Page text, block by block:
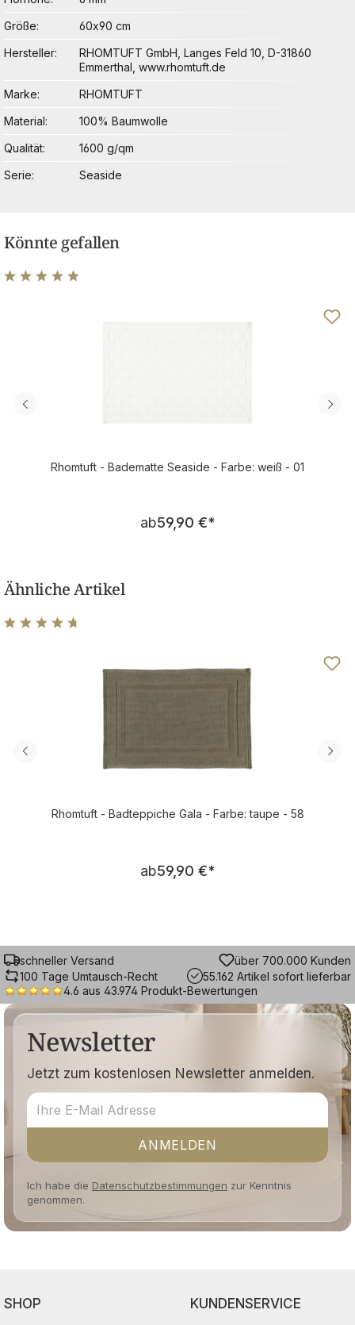
Größe
60x90 cm
Hersteller
RHOMTUFT GmbH, Langes Feld 10, D-31860
Emmerthal, www.rhomtuft.de
Marke
RHOMTUFT
Material
100% Baumwolle
Qualität
1600 g/qm
Serie
Seaside
Könnte gefallen
Rhomtuft - Badematte Seaside - Farbe: weiß - 01
Regulärer Preis:
ab59,90 €*
Ähnliche Artikel
Rhomtuft - Badteppiche Gala - Farbe: taupe - 58
Regulärer Preis:
ab59,90 €*
schneller Versand
über 700.000 Kunden
100 Tage Umtausch-Recht
55.162 Artikel sofort lieferbar
4.6 aus 43.974 Produkt-Bewertungen
Newsletter
Jetzt zum kostenlosen Newsletter anmelden.
ANMELDEN
Ich habe die Datenschutzbestimmungen zur Kenntnis
genommen.
SHOP KUNDENSERVICE